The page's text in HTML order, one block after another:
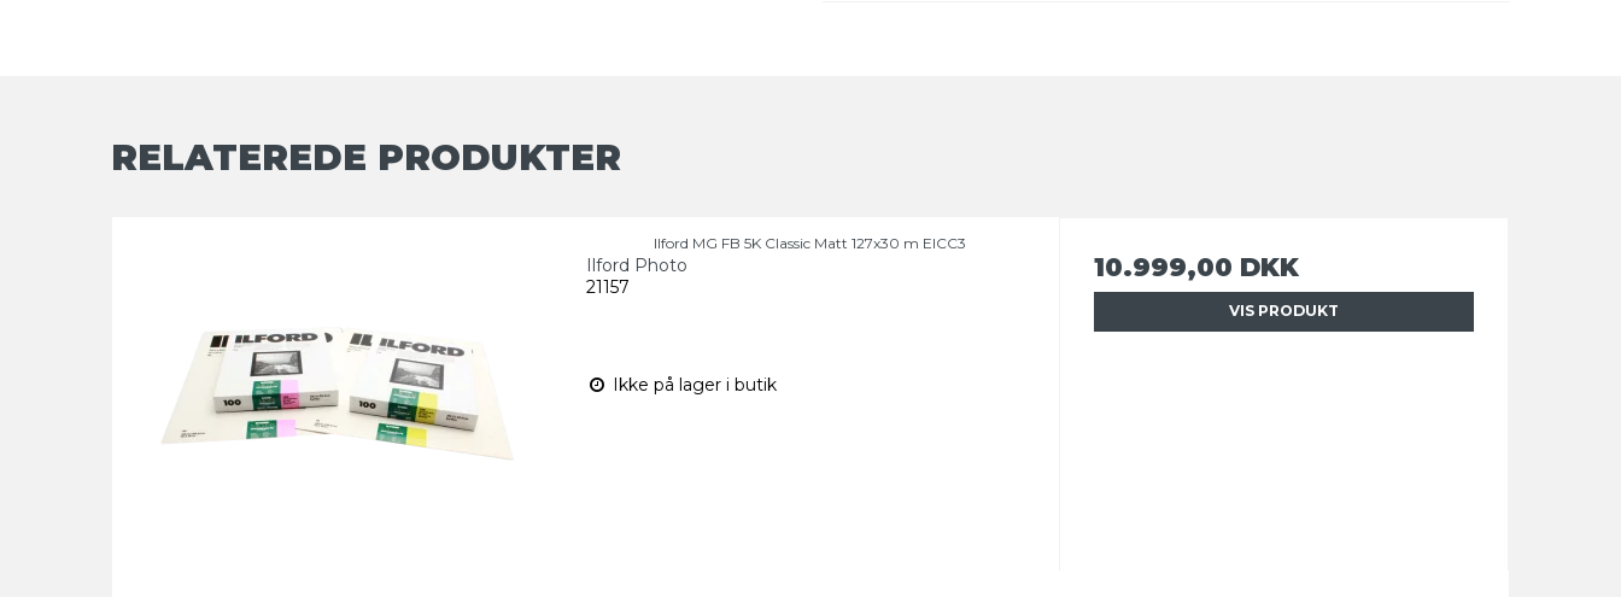
RELATEREDE PRODUKTER
Ilford MG FB 5K Classic Matt 127x30 m EICC3
Ilford Photo
21157
Ikke på lager i butik
10.999,00 DKK
VIS PRODUKT